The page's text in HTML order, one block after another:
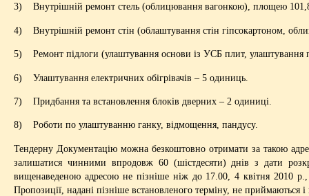
3) Внутрішній ремонт стель (облицювання вагонкою), площею
4) Внутрішній ремонт стін (облаштування стін гіпсокартоном,
5) Ремонт підлоги (улаштування основи із УСБ плит, улаштування
6) Улаштування електричних обігрівачів – 5 одиниць.
7) Придбання та встановлення блоків дверних – 2 одиниці.
8) Роботи по улаштуванню ганку, відмощення, пандусу.
Тендерну Документацію можна безкоштовно отримати за такою
залишатися чинними впродовж 60 (шістдесяти) днів з дати
вищенаведеною адресою не пізніше ніж до 17.00, 4 квітня 2010 р.,
Пропозиції, надані пізніше встановленого терміну, не приймаються